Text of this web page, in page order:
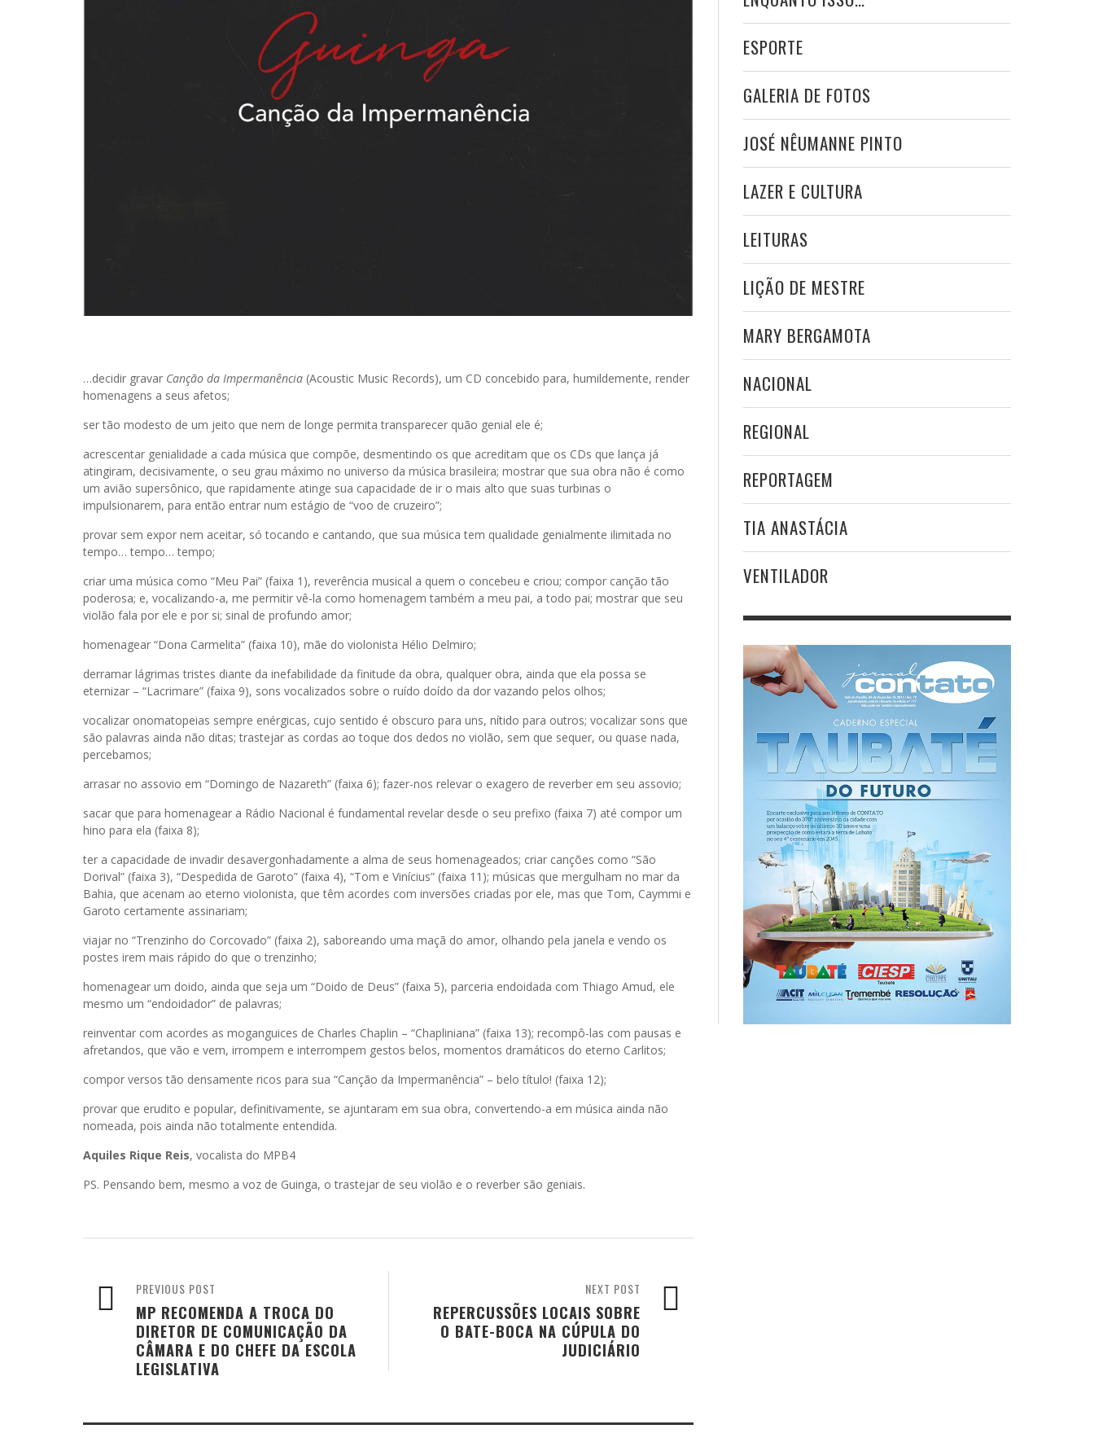
…decidir gravar Canção da Impermanência (Acoustic Music Records), um CD concebido para, humildemente, render
homenagens a seus afetos;
ser tão modesto de um jeito que nem de longe permita transparecer quão genial ele é;
acrescentar genialidade a cada música que compõe, desmentindo os que acreditam que os CDs que lança já
atingiram, decisivamente, o seu grau máximo no universo da música brasileira; mostrar que sua obra não é como
um avião supersônico, que rapidamente atinge sua capacidade de ir o mais alto que suas turbinas o
impulsionarem, para então entrar num estágio de “voo de cruzeiro”;
provar sem expor nem aceitar, só tocando e cantando, que sua música tem qualidade genialmente ilimitada no
tempo… tempo… tempo;
criar uma música como “Meu Pai” (faixa 1), reverência musical a quem o concebeu e criou; compor canção tão
poderosa; e, vocalizando-a, me permitir vê-la como homenagem também a meu pai, a todo pai; mostrar que seu
violão fala por ele e por si; sinal de profundo amor;
homenagear “Dona Carmelita” (faixa 10), mãe do violonista Hélio Delmiro;
derramar lágrimas tristes diante da inefabilidade da finitude da obra, qualquer obra, ainda que ela possa se
eternizar – “Lacrimare” (faixa 9), sons vocalizados sobre o ruído doído da dor vazando pelos olhos;
vocalizar onomatopeias sempre enérgicas, cujo sentido é obscuro para uns, nítido para outros; vocalizar sons que
são palavras ainda não ditas; trastejar as cordas ao toque dos dedos no violão, sem que sequer, ou quase nada,
percebamos;
arrasar no assovio em “Domingo de Nazareth” (faixa 6); fazer-nos relevar o exagero de reverber em seu assovio;
sacar que para homenagear a Rádio Nacional é fundamental revelar desde o seu prefixo (faixa 7) até compor um
hino para ela (faixa 8);
ter a capacidade de invadir desavergonhadamente a alma de seus homenageados; criar canções como “São
Dorival” (faixa 3), “Despedida de Garoto” (faixa 4), “Tom e Vinícius” (faixa 11); músicas que mergulham no mar da
Bahia, que acenam ao eterno violonista, que têm acordes com inversões criadas por ele, mas que Tom, Caymmi e
Garoto certamente assinariam;
viajar no “Trenzinho do Corcovado” (faixa 2), saboreando uma maçã do amor, olhando pela janela e vendo os
postes irem mais rápido do que o trenzinho;
homenagear um doido, ainda que seja um “Doido de Deus” (faixa 5), parceria endoidada com Thiago Amud, ele
mesmo um “endoidador” de palavras;
reinventar com acordes as moganguices de Charles Chaplin – “Chapliniana” (faixa 13); recompô-las com pausas e
afretandos, que vão e vem, irrompem e interrompem gestos belos, momentos dramáticos do eterno Carlitos;
compor versos tão densamente ricos para sua “Canção da Impermanência” – belo título! (faixa 12);
provar que erudito e popular, definitivamente, se ajuntaram em sua obra, convertendo-a em música ainda não
nomeada, pois ainda não totalmente entendida.
Aquiles Rique Reis, vocalista do MPB4
PS. Pensando bem, mesmo a voz de Guinga, o trastejar de seu violão e o reverber são geniais.
NEXT POST
REPERCUSSÕES LOCAIS SOBRE
O BATE-BOCA NA CÚPULA DO
JUDICIÁRIO
PREVIOUS POST
MP RECOMENDA A TROCA DO
DIRETOR DE COMUNICAÇÃO DA
CÂMARA E DO CHEFE DA ESCOLA
LEGISLATIVA
ESPORTE
GALERIA DE FOTOS
JOSÉ NÊUMANNE PINTO
LAZER E CULTURA
LEITURAS
LIÇÃO DE MESTRE
MARY BERGAMOTA
NACIONAL
REGIONAL
REPORTAGEM
TIA ANASTÁCIA
VENTILADOR